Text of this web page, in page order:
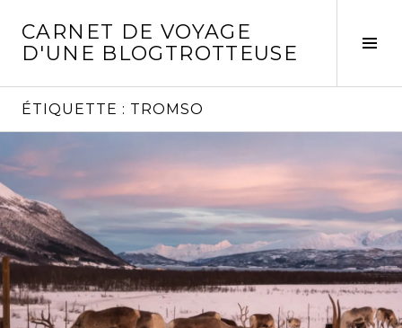
contenu
CARNET DE VOYAGE
D'UNE BLOGTROTTEUSE
ÉTIQUETTE : TROMSO